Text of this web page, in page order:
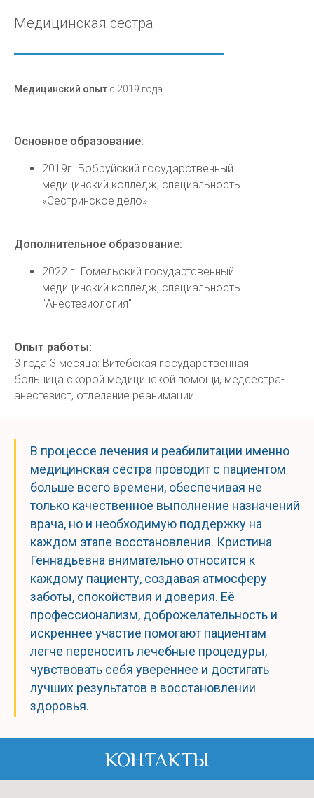
Медицинская сестра
Медицинский опыт с 2019 года
Основное образование:
2019г. Бобруйский государственный
медицинский колледж, специальность
«Сестринское дело»
Дополнительное образование:
2022 г. Гомельский государтсвенный
медицинский колледж, специальность
"Анестезиология"
Опыт работы:
3 года 3 месяца: Витебская государственная
больница скорой медицинской помощи, медсестра-
анестезист, отделение реанимации.
В процессе лечения и реабилитации именно
медицинская сестра проводит с пациентом
больше всего времени, обеспечивая не
только качественное выполнение назначений
врача, но и необходимую поддержку на
каждом этапе восстановления. Кристина
Геннадьевна внимательно относится к
каждому пациенту, создавая атмосферу
заботы, спокойствия и доверия. Её
профессионализм, доброжелательность и
искреннее участие помогают пациентам
легче переносить лечебные процедуры,
чувствовать себя увереннее и достигать
лучших результатов в восстановлении
здоровья.
КОНТАКТЫ